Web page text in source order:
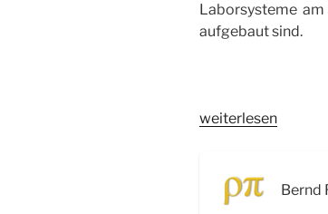
Laborsysteme am
aufgebaut sind.
„WSR032
symbiontischen
Systemen
weiterlesen
Bernd